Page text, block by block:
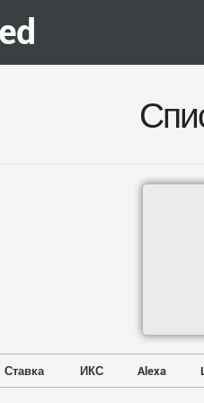
Ставка ИКС Alexa